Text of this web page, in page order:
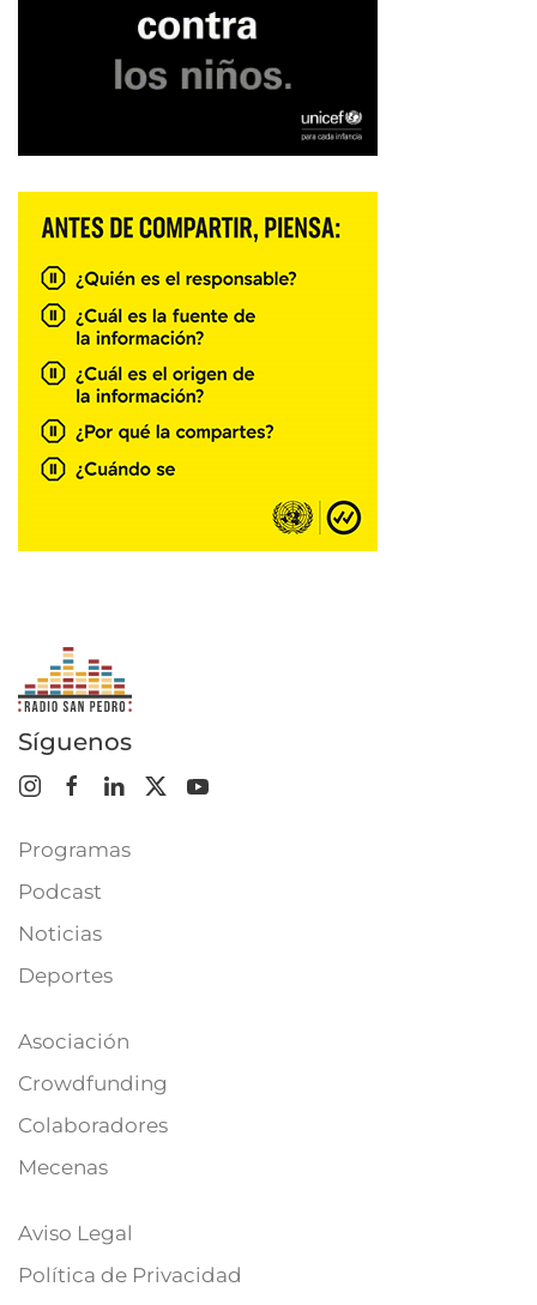
Síguenos
Programas
Podcast
Noticias
Deportes
Asociación
Crowdfunding
Colaboradores
Mecenas
Aviso Legal
Política de Privacidad